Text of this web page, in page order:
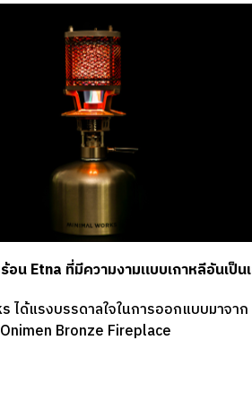
อน Etna ที่มีความงามแบบเกาหลีอันเป็
ได้แรงบรรดาลใจในการออกแบบมาจ
Bronze Fireplace